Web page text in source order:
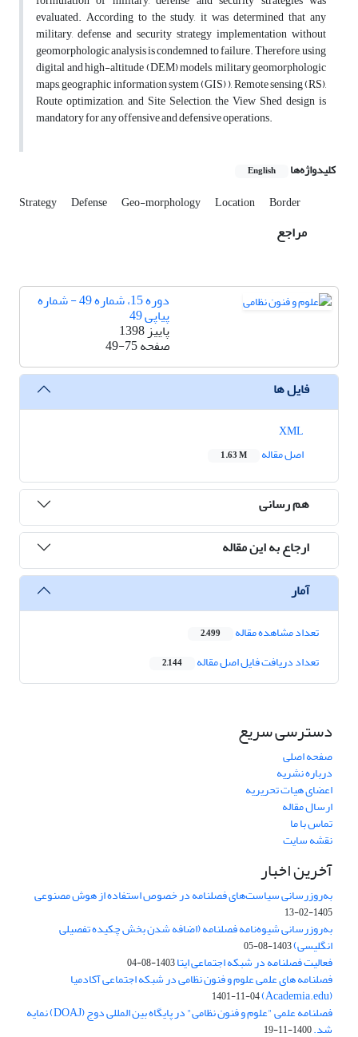
evaluated. According to the study, it was determined that any
military, defense and security strategy implementation without
geomorphologic analysis is condemned to failure. Therefore, using
digital and high-altitude (DEM) models, military geomorphologic
maps, geographic information system (GIS) ), Remote sensing (RS),
Route optimization, and Site Selection, the View Shed design is
mandatory for any offensive and defensive operations.
کلیدواژه‌ها English
Strategy Defense Geo-morphology Location Border
مراجع
دوره 15، شماره 49 - شماره
پیاپی 49
پاییز 1398
صفحه49-75
فایل ها
اصل مقاله
1.63 M
هم رسانی
ارجاع به این مقاله
آمار
تعداد مشاهده مقاله 2,499
تعداد دریافت فایل اصل مقاله 2,144
دسترسی سریع
صفحه اصلی
درباره نشریه
اعضای هیات تحریریه
ارسال مقاله
تماس با ما
نقشه سایت
آخرین اخبار
به‌روزرسانی سیاست‌های فصلنامه در خصوص استفاده از هوش مصنوعی
1405-02-13
به‌روزرسانی شیوه‌نامه فصلنامه (اضافه شدن بخش چکیده تفصیلی
انگلیسی)1403-08-05
فعالیت فصلنامه در شبکه اجتماعی ایتا1403-08-04
فصلنامه های علمی علوم و فنون نظامی در شبکه اجتماعی آکادمیا
(Academia.edu)
1401-11-04
فصلنامه علمی "علوم و فنون نظامی" در پایگاه بین المللی دوج (DOAJ) نمایه
شد.1400-11-19